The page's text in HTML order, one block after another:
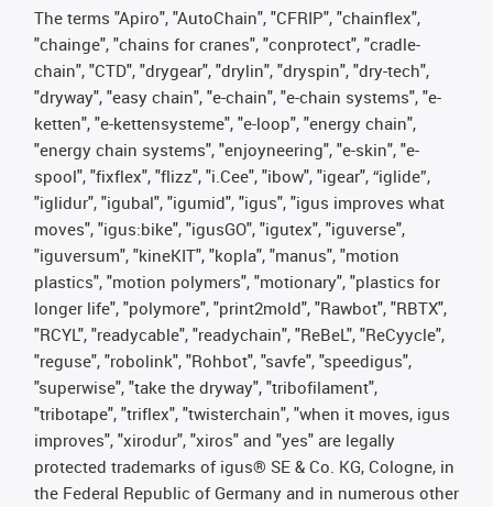
The terms "Apiro", "AutoChain", "CFRIP", "chainflex",
"chainge", "chains for cranes", "conprotect", "cradle-
chain", "CTD", "drygear", "drylin", "dryspin", "dry-tech",
"dryway", "easy chain", "e-chain", "e-chain systems", "e-
ketten", "e-kettensysteme", "e-loop", "energy chain",
"energy chain systems", "enjoyneering", "e-skin", "e-
spool", "fixflex", "flizz", "i.Cee", "ibow", "igear", “iglide”,
"iglidur", "igubal", "igumid", "igus", "igus improves what
moves", "igus:bike", "igusGO", "igutex", "iguverse",
"iguversum", "kineKIT", "kopla", "manus", "motion
plastics", "motion polymers", "motionary", "plastics for
longer life", "polymore", "print2mold", "Rawbot", "RBTX",
"RCYL", "readycable", "readychain", "ReBeL", "ReCyycle",
"reguse", "robolink", "Rohbot", "savfe", "speedigus",
"superwise", "take the dryway", "tribofilament",
"tribotape", "triflex", "twisterchain", "when it moves, igus
improves", "xirodur", "xiros" and "yes" are legally
protected trademarks of igus® SE & Co. KG, Cologne, in
the Federal Republic of Germany and in numerous other